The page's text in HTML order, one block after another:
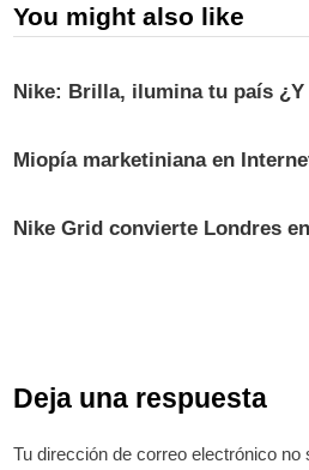
You might also like
Nike: Brilla, ilumina tu país
Miopía marketiniana en
Nike Grid convierte Londres
Deja una respuesta
Tu dirección de correo electrónico no